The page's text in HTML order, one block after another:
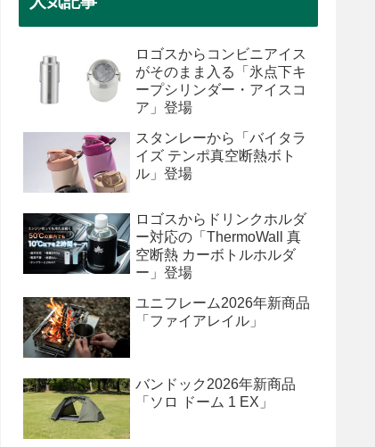
ロゴスからコンビニアイス
がそのまま入る「氷点下キ
ープシリンダー・アイスコ
ア」登場
スタンレーから「バイタラ
イズ テンポ真空断熱ボト
ル」登場
ロゴスからドリンクホルダ
ー対応の「ThermoWall 真
空断熱 カーボトルホルダ
ー」登場
ユニフレーム2026年新商品
「ファイアレイル」
バンドック2026年新商品
「ソロ ドーム 1 EX」